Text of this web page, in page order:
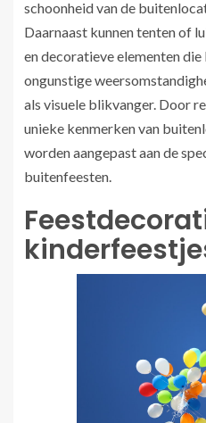
schoonheid van de
Daarnaast kunnen tenten of
en decoratieve elementen
ongunstige
als visuele blikvanger. Door
unieke kenmerken van
worden aangepast aan de
buitenfeesten.